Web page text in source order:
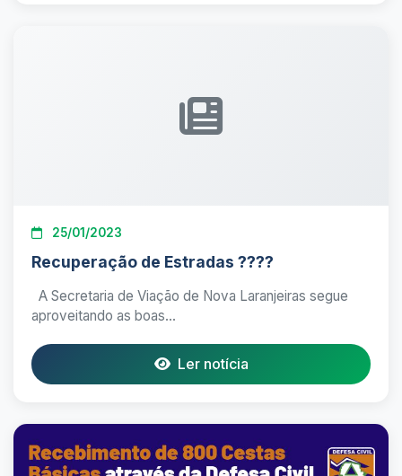
25/01/2023
Recuperação de Estradas ????
A Secretaria de Viação de Nova Laranjeiras segue
aproveitando as boas...
Ler notícia